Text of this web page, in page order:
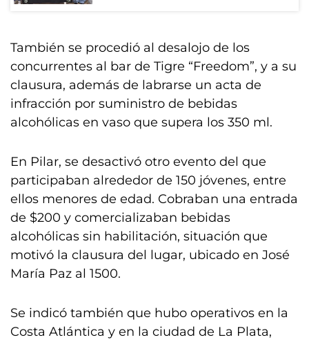
También se procedió al desalojo de los
concurrentes al bar de Tigre “Freedom”, y a su
clausura, además de labrarse un acta de
infracción por suministro de bebidas
alcohólicas en vaso que supera los 350 ml.
En Pilar, se desactivó otro evento del que
participaban alrededor de 150 jóvenes, entre
ellos menores de edad. Cobraban una entrada
de $200 y comercializaban bebidas
alcohólicas sin habilitación, situación que
motivó la clausura del lugar, ubicado en José
María Paz al 1500.
Se indicó también que hubo operativos en la
Costa Atlántica y en la ciudad de La Plata,